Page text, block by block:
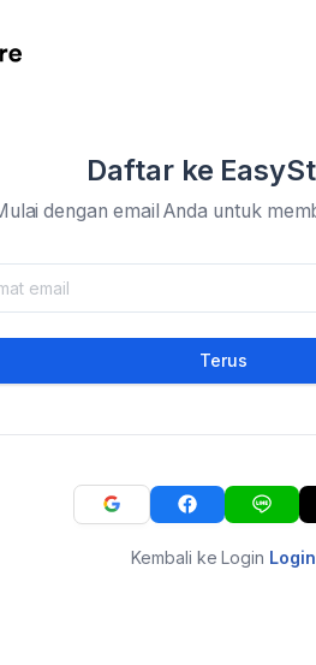
Daftar ke
dengan email Anda untuk
Terus
Kembali ke Login Login